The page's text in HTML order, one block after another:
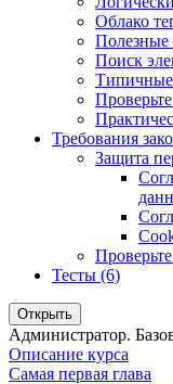
Облако
Полезные
Поиск
Требования
Защита
Тесты (6)
Открыть
Администратор.
Описание курса
Самая первая глава